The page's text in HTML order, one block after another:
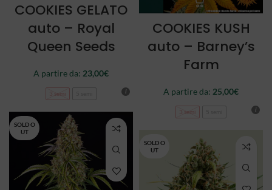
COOKIES GELATO
auto – Royal
Queen Seeds
A partire da: 23,00€
3 semi
COOKIES KUSH
auto – Barney’s
Farm
A partire da: 25,00€
3 semi
SOLD O
UT
SOLD O
UT